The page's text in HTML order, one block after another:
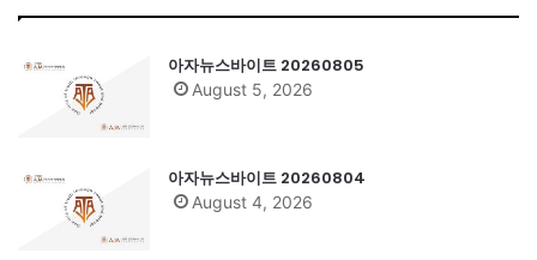
아자뉴스바이트 20260805
August 5, 2026
아자뉴스바이트 20260804
August 4, 2026